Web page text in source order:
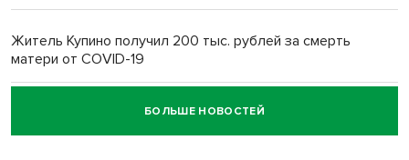
Житель Купино получил 200 тыс. рублей за смерть
матери от COVID-19
Новосибирский суд наказал водителя за смерть
пенсионерки на вокзале
БОЛЬШЕ НОВОСТЕЙ